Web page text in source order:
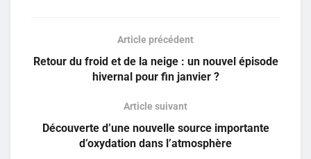
Article précédent
Retour du froid et de la neige : un nouvel épisode
hivernal pour fin janvier ?
Article suivant
Découverte d’une nouvelle source importante
d’oxydation dans l’atmosphère